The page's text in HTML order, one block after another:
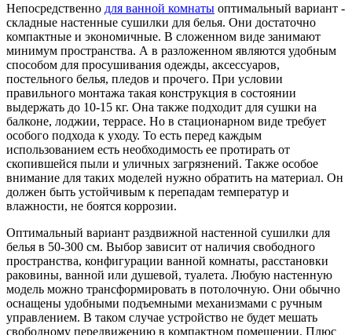
Непосредственно для ванной комнаты оптимальный вариант -
складные настенные сушилки для белья. Они достаточно
компактные и экономичные. В сложенном виде занимают
минимум пространства. А в разложенном являются удобным
способом для просушивания одежды, аксессуаров,
постельного белья, пледов и прочего. При условии
правильного монтажа такая конструкция в состоянии
выдержать до 10-15 кг. Она также подходит для сушки на
балконе, лоджии, террасе. Но в стационарном виде требует
особого подхода к уходу. То есть перед каждым
использованием есть необходимость ее протирать от
скопившейся пыли и уличных загрязнений. Также особое
внимание для таких моделей нужно обратить на материал. Он
должен быть устойчивым к перепадам температур и
влажности, не боятся коррозии.
Оптимальный вариант раздвижной настенной сушилки для
белья в 50-300 см. Выбор зависит от наличия свободного
пространства, конфигурации ванной комнаты, расстановки
раковины, ванной или душевой, туалета. Любую настенную
модель можно трансформировать в потолочную. Они обычно
оснащены удобными подъемными механизмами с ручным
управлением. В таком случае устройство не будет мешать
свободному передвижению в компактном помещении. Плюс